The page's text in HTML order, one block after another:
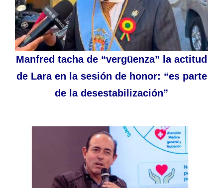
Manfred tacha de “vergüenza” la actitud
de Lara en la sesión de honor: “es parte
de la desestabilización”